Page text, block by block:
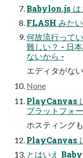
Babylon.js は
FLASH みたい
何故流行って
難しい？ - 日
ないから -
エディタがな
None
PlayCanvas
プラットフォ
ホスティング
PlayCanvas
とはいえ